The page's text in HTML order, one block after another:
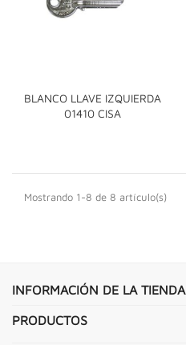
BLANCO LLAVE IZQUIERDA
01410 CISA
Mostrando 1-8 de 8 artículo(s)
INFORMACIÓN DE LA TIENDA
PRODUCTOS